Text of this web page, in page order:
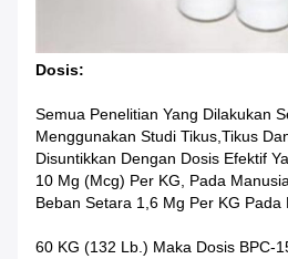
Dosis:
Semua Penelitian Yang Dilakukan
Menggunakan Studi Tikus,tikus
Disuntikkan Dengan Dosis Efektif
10 Μg (mcg) Per KG, Pada
Beban Setara 1,6 Μg Per KG Pada
60 KG (132 Lb.) Maka Dosis BPC-